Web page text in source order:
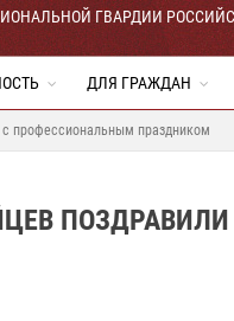
ГВАРДИИ
ДЛЯ ГРАЖДАН
с профессиональным праздником